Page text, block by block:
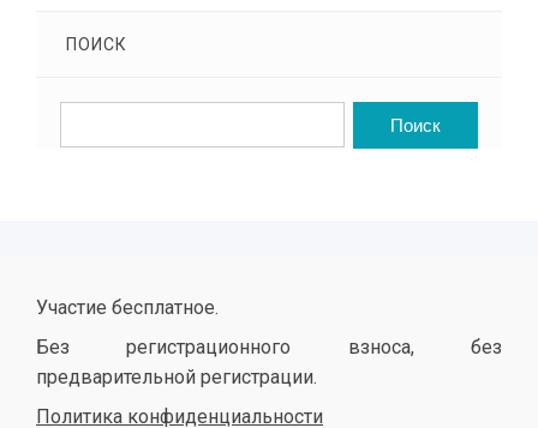
ПОИСК
Участие бесплатное.
Без регистрационного взноса, без
предварительной регистрации.
Политика конфиденциальности